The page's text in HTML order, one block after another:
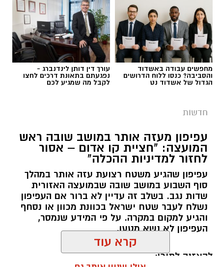
מחפשים עבודה באשדוד
והסביבה? כנסו ללוח הדרושים
הגדול של אשדוד נט
עורך דין דותן לינדנברג -
נפגעתם בתאונת דרכים לחצו
לקבל מה שמגיע לכם
חדשות
עפיפון מעזה אותר במושב שובה ראש
המועצה: "חציית קו אדום – אסור
לחזור למדיניות ההכלה"
עפיפון שהגיע משטח רצועת עזה אותר במהלך
סוף השבוע במושב שובה שבמועצה האזורית
שדות נגב. בשלב זה עדיין לא ברור אם העפיפון
נשלח לעבר שטח ישראל בכוונת מכוון או נסחף
והגיע למקום במקרה. על פי המידע שנמסר,
העפיפון לא נשא מטען.
להאזנה לתוכן:
קרא עוד